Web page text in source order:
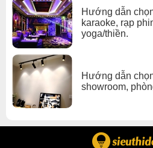
Hướng dẫn
karaoke, rạp
yoga/thiền.
Hướng dẫn
showroom,